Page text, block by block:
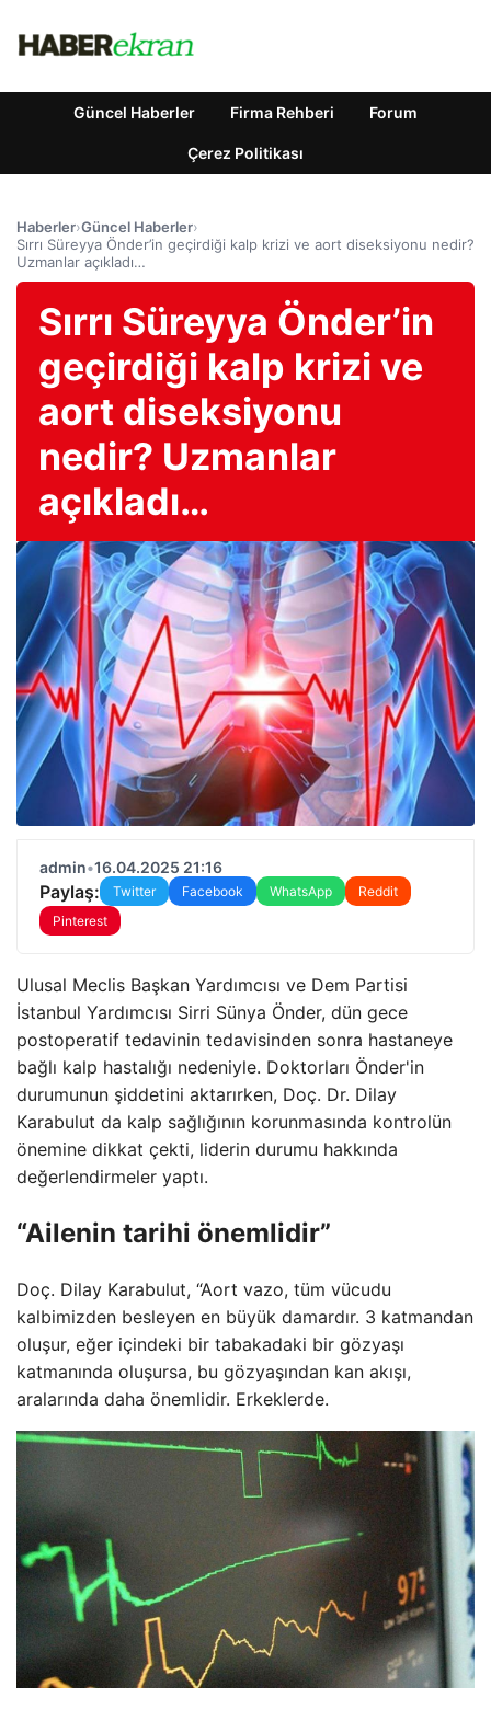
Güncel Haberler Firma Rehberi Forum
Çerez Politikası
Haberler›Güncel Haberler›
Sırrı Süreyya Önder’in geçirdiği kalp krizi ve aort diseksiyonu nedir?
Uzmanlar açıkladı…
Sırrı Süreyya Önder’in
geçirdiği kalp krizi ve
aort diseksiyonu
nedir? Uzmanlar
açıkladı…
admin•16.04.2025 21:16
Paylaş: Twitter Facebook WhatsApp
Reddit
Pinterest
Ulusal Meclis Başkan Yardımcısı ve Dem Partisi
İstanbul Yardımcısı Sirri Sünya Önder, dün gece
postoperatif tedavinin tedavisinden sonra hastaneye
bağlı kalp hastalığı nedeniyle. Doktorları Önder'in
durumunun şiddetini aktarırken, Doç. Dr. Dilay
Karabulut da kalp sağlığının korunmasında kontrolün
önemine dikkat çekti, liderin durumu hakkında
değerlendirmeler yaptı.
“Ailenin tarihi önemlidir”
Doç. Dilay Karabulut, “Aort vazo, tüm vücudu
kalbimizden besleyen en büyük damardır. 3 katmandan
oluşur, eğer içindeki bir tabakadaki bir gözyaşı
katmanında oluşursa, bu gözyaşından kan akışı,
aralarında daha önemlidir. Erkeklerde.